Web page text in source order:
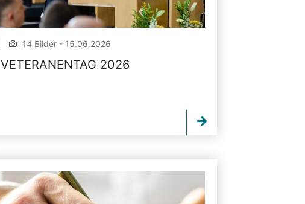
14 Bilder - 15.06.2026
VETERANENTAG 2026